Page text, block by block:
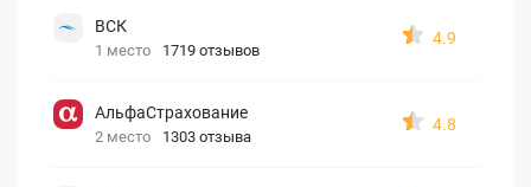
ВСК
1 место 1719 отзывов
4.9
АльфаСтрахование
2 место 1303 отзыва
4.8